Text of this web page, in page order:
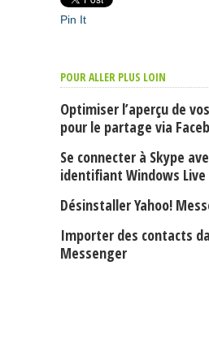
Pin It
POUR ALLER PLUS LOIN
Optimiser l’aperçu de
pour le partage via
Se connecter à Skype
identifiant Windows
Désinstaller Yahoo!
Importer des contacts
Messenger